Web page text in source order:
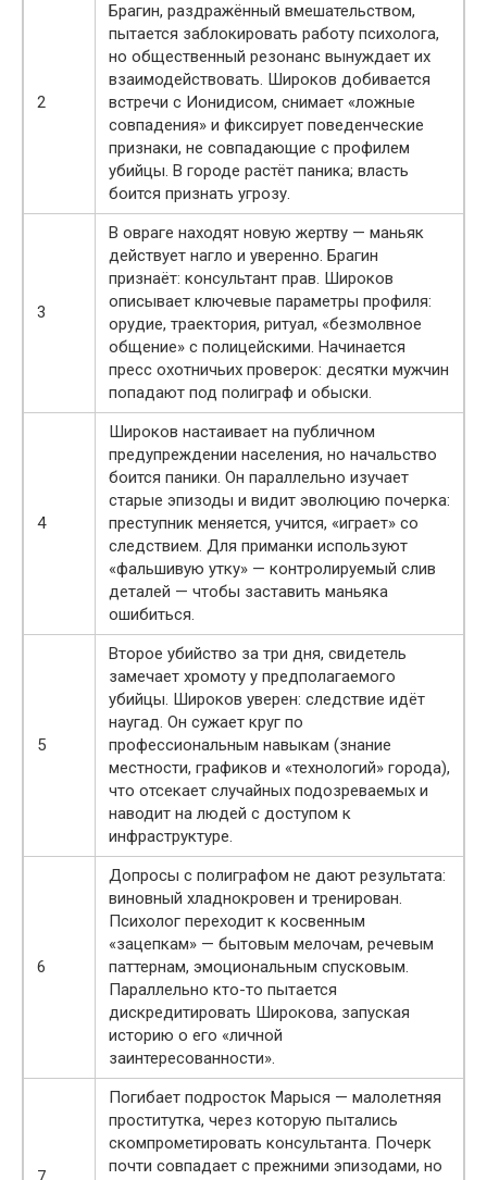
2
Брагин, раздражённый вмешательством,
пытается заблокировать работу психолога,
но общественный резонанс вынуждает их
взаимодействовать. Широков добивается
встречи с Ионидисом, снимает «ложные
совпадения» и фиксирует поведенческие
признаки, не совпадающие с профилем
убийцы. В городе растёт паника; власть
боится признать угрозу.
3
В овраге находят новую жертву — маньяк
действует нагло и уверенно. Брагин
признаёт: консультант прав. Широков
описывает ключевые параметры профиля:
орудие, траектория, ритуал, «безмолвное
общение» с полицейскими. Начинается
пресс охотничьих проверок: десятки мужчин
попадают под полиграф и обыски.
4
Широков настаивает на публичном
предупреждении населения, но начальство
боится паники. Он параллельно изучает
старые эпизоды и видит эволюцию почерка:
преступник меняется, учится, «играет» со
следствием. Для приманки используют
«фальшивую утку» — контролируемый слив
деталей — чтобы заставить маньяка
ошибиться.
5
Второе убийство за три дня, свидетель
замечает хромоту у предполагаемого
убийцы. Широков уверен: следствие идёт
наугад. Он сужает круг по
профессиональным навыкам (знание
местности, графиков и «технологий» города),
что отсекает случайных подозреваемых и
наводит на людей с доступом к
инфраструктуре.
6
Допросы с полиграфом не дают результата:
виновный хладнокровен и тренирован.
Психолог переходит к косвенным
«зацепкам» — бытовым мелочам, речевым
паттернам, эмоциональным спусковым.
Параллельно кто-то пытается
дискредитировать Широкова, запуская
историю о его «личной
заинтересованности».
Погибает подросток Марыся — малолетняя
проститутка, через которую пытались
скомпрометировать консультанта. Почерк
почти совпадает с прежними эпизодами, но